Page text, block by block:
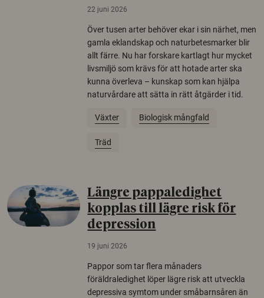
22 juni 2026
Över tusen arter behöver ekar i sin närhet, men
gamla eklandskap och naturbetesmarker blir
allt färre. Nu har forskare kartlagt hur mycket
livsmiljö som krävs för att hotade arter ska
kunna överleva – kunskap som kan hjälpa
naturvårdare att sätta in rätt åtgärder i tid.
Växter Biologisk mångfald
Träd
Längre pappaledighet
kopplas till lägre risk för
depression
19 juni 2026
Pappor som tar flera månaders
föräldraledighet löper lägre risk att utveckla
depressiva symtom under småbarnsåren än